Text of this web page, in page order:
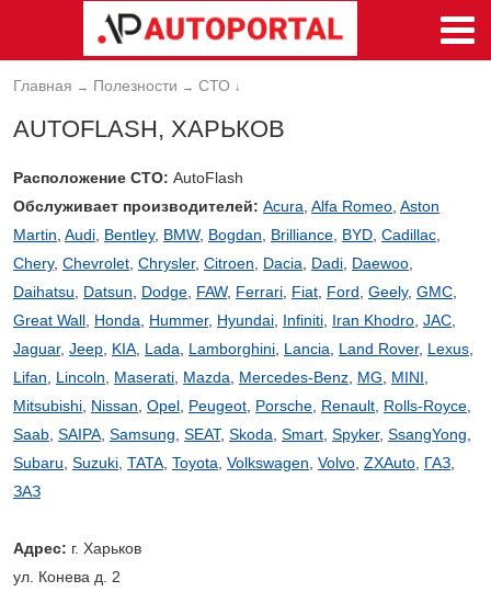
Главная → Полезности → СТО ↓
AUTOFLASH, ХАРЬКОВ
Расположение СТО: AutoFlash
Обслуживает производителей: Acura Alfa Romeo Aston
Martin Audi Bentley, BMW, Bogdan Brilliance BYD Cadillac
Chery, Chevrolet Chrysler, Citroen Dacia Dadi Daewoo
Daihatsu
Datsun Dodge FAW, Ferrari Fiat Ford Geely, GMC
Great Wall Honda Hummer, Hyundai Infiniti Iran Khodro JAC
Jaguar, Jeep KIA Lada Lamborghini Lancia Land Rover, Lexus
Lifan
Lincoln Maserati Mazda Mercedes-Benz MG MINI
Mitsubishi Nissan Opel Peugeot Porsche Renault Rolls-Royce
Saab SAIPA Samsung SEAT, Skoda Smart Spyker, SsangYong
Subaru Suzuki TATA Toyota Volkswagen Volvo ZXAuto ГАЗ
ЗАЗ
Адрес: г. Харьков
ул. Конева д. 2